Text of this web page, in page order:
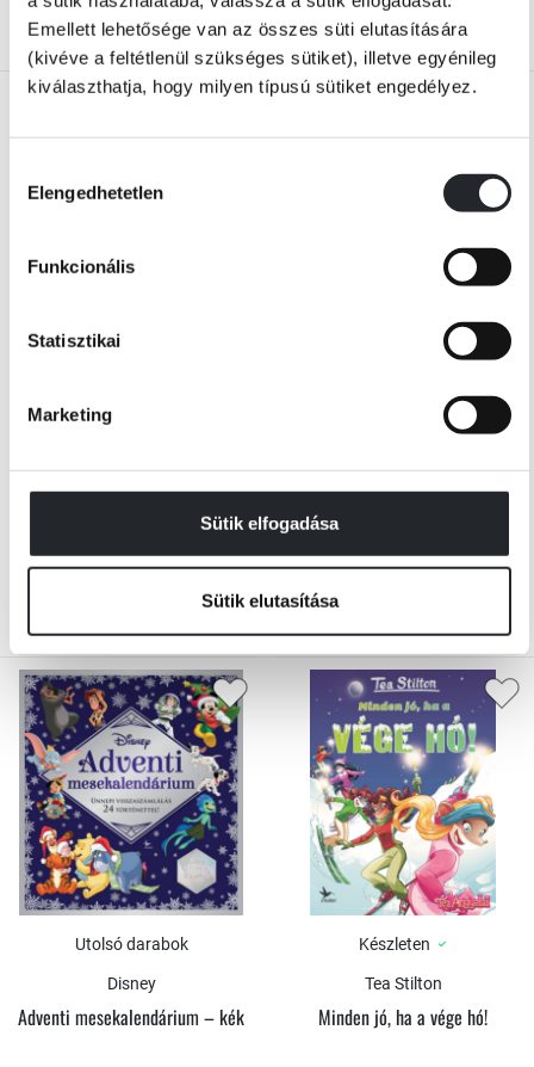
Emellett lehetősége van az összes süti elutasítására
(kivéve a feltétlenül szükséges sütiket), illetve egyénileg
kiválaszthatja, hogy milyen típusú sütiket engedélyez.
kiválasztása
Elengedhetetlen
Funkcionális
Statisztikai
Marketing
Sütik elfogadása
Sütik elutasítása
KÉREK KOSÁRBA
Hópehely
Online ár:
Utolsó darabok
Fiala Borcsa
Bakonyi zsiványok
Online ár:
Utolsó darabok
Disney
Adventi mesekalendárium – kék
Készleten
Tea Stilton
Minden jó, ha a vége hó!